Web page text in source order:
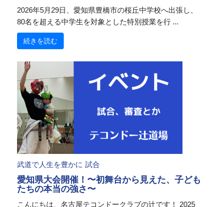
2026年5月29日、愛知県豊橋市の桜丘中学校へ出張し、
80名を超える中学生を対象とした特別授業を行 ...
続きを読む
武道で人生を豊かに 試合
愛知県大会開催！〜初舞台から見えた、子ども
たちの本当の強さ〜
こんにちは、名古屋テコンドークラブの辻です！ 2025